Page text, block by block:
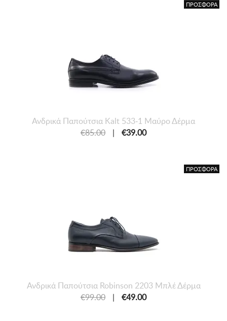
ΠΡΟΣΦΟΡΑ
Ανδρικά Παπούτσια Kalt 533-1 Μαύρο Δέρμα
€85.00
| €39.00
ΠΡΟΣΦΟΡΑ
Ανδρικά Παπούτσια Robinson 2203 Μπλέ Δέρμα
€99.00
| €49.00